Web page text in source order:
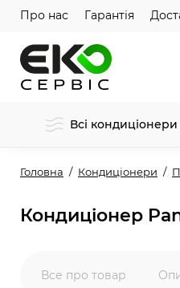
Про нас Гарантія
Всі кондиціонери
Головна Кондиціонери
Кондиціонер
Все про товар